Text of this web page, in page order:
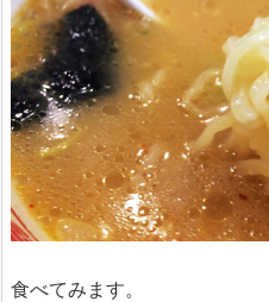
食べてみます。